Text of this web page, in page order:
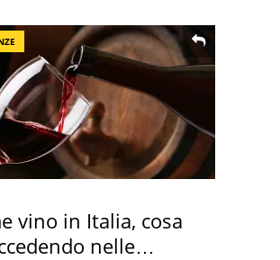
vino in Italia, cosa
nelle